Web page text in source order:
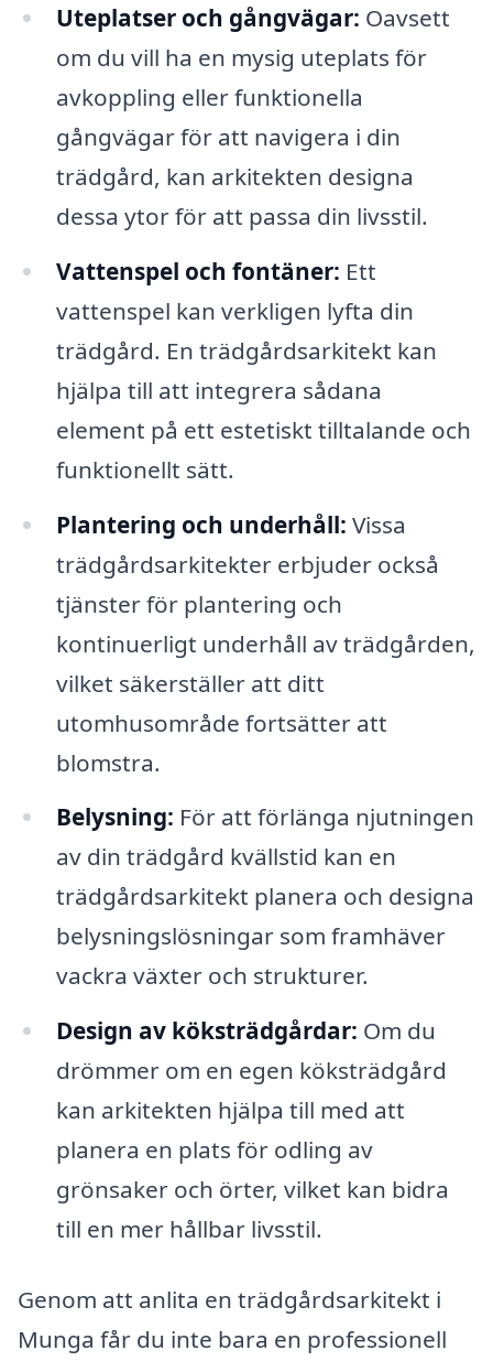
Uteplatser och gångvägar: Oavsett
om du vill ha en mysig uteplats för
avkoppling eller funktionella
gångvägar för att navigera i din
trädgård, kan arkitekten designa
dessa ytor för att passa din livsstil.
Vattenspel och fontäner: Ett
vattenspel kan verkligen lyfta din
trädgård. En trädgårdsarkitekt kan
hjälpa till att integrera sådana
element på ett estetiskt tilltalande och
funktionellt sätt.
Plantering och underhåll: Vissa
trädgårdsarkitekter erbjuder också
tjänster för plantering och
kontinuerligt underhåll av trädgården,
vilket säkerställer att ditt
utomhusområde fortsätter att
blomstra.
Belysning: För att förlänga njutningen
av din trädgård kvällstid kan en
trädgårdsarkitekt planera och designa
belysningslösningar som framhäver
vackra växter och strukturer.
Design av köksträdgårdar: Om du
drömmer om en egen köksträdgård
kan arkitekten hjälpa till med att
planera en plats för odling av
grönsaker och örter, vilket kan bidra
till en mer hållbar livsstil.
Genom att anlita en trädgårdsarkitekt i
Munga får du inte bara en professionell